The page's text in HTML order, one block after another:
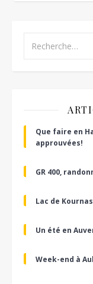
Que faire en
approuvées!
GR 400,
Lac de Kournas
Un été en
Week-end à